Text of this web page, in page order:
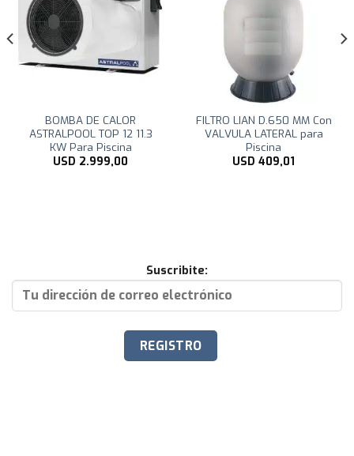
BOMBA DE CALOR
ASTRALPOOL TOP 12 11.3
KW Para Piscina
USD 2.999,00
FILTRO LIAN D.650 MM Con
VALVULA LATERAL para
Piscina
USD 409,01
Suscribite: